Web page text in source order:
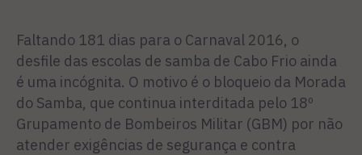
Faltando 181 dias para o Car­naval 2016, o
desfile das escolas de samba de Cabo Frio ainda
é uma incógnita. O motivo é o bloqueio da Morada
do Samba, que continua interditada pelo 18º
Grupamento de Bombeiros Militar (GBM) por não
atender exigências de segurança e con­tra